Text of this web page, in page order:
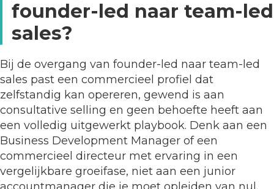
founder-led naar team-led
sales?
Bij de overgang van founder-led naar team-led
sales past een commercieel profiel dat
zelfstandig kan opereren, gewend is aan
consultative selling en geen behoefte heeft aan
een volledig uitgewerkt playbook. Denk aan een
Business Development Manager of een
commercieel directeur met ervaring in een
vergelijkbare groeifase, niet aan een junior